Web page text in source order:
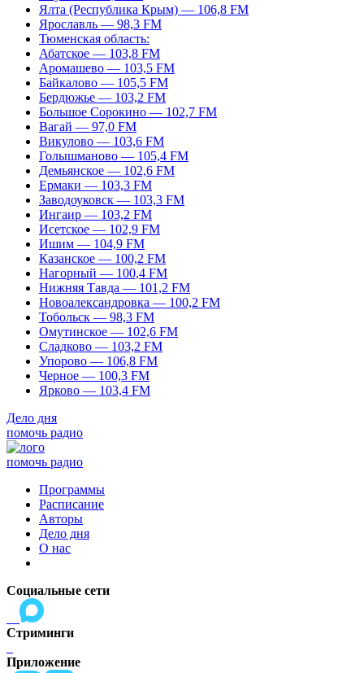
Ялта (Республика Крым) — 106,8 FM
Ярославль — 98,3 FM
Тюменская область:
Абатское — 103,8 FM
Аромашево — 103,5 FM
Байкалово — 105,5 FM
Бердюжье — 103,2 FM
Большое Сорокино — 102,7 FM
Вагай — 97,0 FM
Викулово — 103,6 FM
Голышманово — 105,4 FM
Демьянское — 102,6 FM
Ермаки — 103,3 FM
Заводоуковск — 103,3 FM
Ингаир — 103,2 FM
Исетское — 102,9 FM
Ишим — 104,9 FM
Казанское — 100,2 FM
Нагорный — 100,4 FM
Нижняя Тавда — 101,2 FM
Новоалександровка — 100,2 FM
Тобольск — 98,3 FM
Омутинское — 102,6 FM
Сладково — 103,2 FM
Упорово — 106,8 FM
Черное — 100,3 FM
Ярково — 103,4 FM
Дело дня
помочь радио
помочь радио
Программы
Расписание
Авторы
Дело дня
О нас
Социальные сети
Стриминги
Приложение